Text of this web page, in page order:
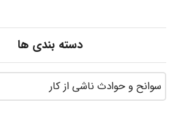
دسته بندی ها